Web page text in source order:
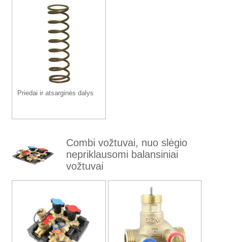
Priedai ir atsarginės dalys
Combi vožtuvai, nuo slėgio
nepriklausomi balansiniai
vožtuvai